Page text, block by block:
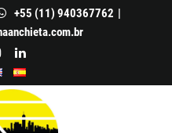
+55 (11) 940367762